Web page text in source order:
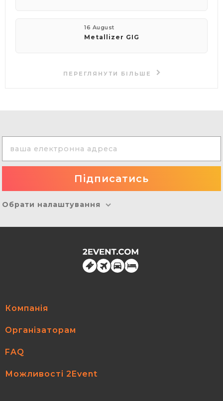
16 August
Metallizer GIG
ПЕРЕГЛЯНУТИ БІЛЬШЕ
Обрати налаштування
Компанія
Організаторам
FAQ
Можливості 2Event